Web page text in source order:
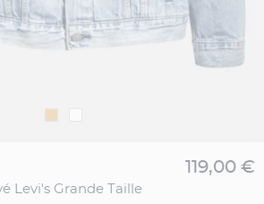
Levi's Grande Taille
119,00 €